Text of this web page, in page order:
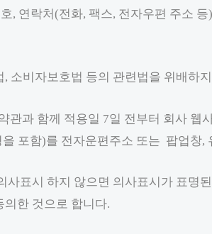
연락처(전화, 팩스, 전자우편 주소
비자보호법 등의 관련법을 위배하
과 함께 적용일 7일 전부터 회사 웹
포함)를 전자운편주소 또는 팝업창,
표시 하지 않으면 의사표시가 표명
한 것으로 합니다.